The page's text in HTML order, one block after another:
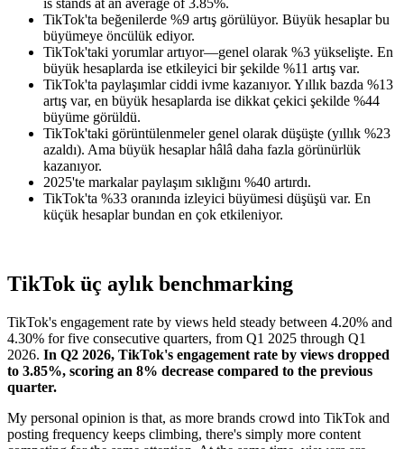
TikTok'ta beğenilerde %9 artış görülüyor. Büyük hesaplar bu
büyümeye öncülük ediyor.
TikTok'taki yorumlar artıyor—genel olarak %3 yükselişte. En
büyük hesaplarda ise etkileyici bir şekilde %11 artış var.
TikTok'ta paylaşımlar ciddi ivme kazanıyor. Yıllık bazda %13
artış var, en büyük hesaplarda ise dikkat çekici şekilde %44
büyüme görüldü.
TikTok'taki görüntülenmeler genel olarak düşüşte (yıllık %23
azaldı). Ama büyük hesaplar hâlâ daha fazla görünürlük
kazanıyor.
2025'te markalar paylaşım sıklığını %40 artırdı.
TikTok'ta %33 oranında izleyici büyümesi düşüşü var. En
küçük hesaplar bundan en çok etkileniyor.
TikTok üç aylık benchmarking
TikTok's engagement rate by views held steady between 4.20% and
4.30% for five consecutive quarters, from Q1 2025 through Q1
2026. In Q2 2026, TikTok's engagement rate by views dropped
to 3.85%, scoring an 8% decrease compared to the previous
quarter.
My personal opinion is that, as more brands crowd into TikTok and
posting frequency keeps climbing, there's simply more content